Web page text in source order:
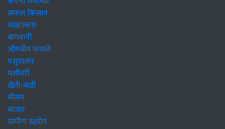
सफल किसान
साक्षात्कार
बागवानी
औषधीय फसलें
पशुपालन
मशीनरी
खेती-बाड़ी
मौसम
बाजार
ग्रामीण उद्द्योग